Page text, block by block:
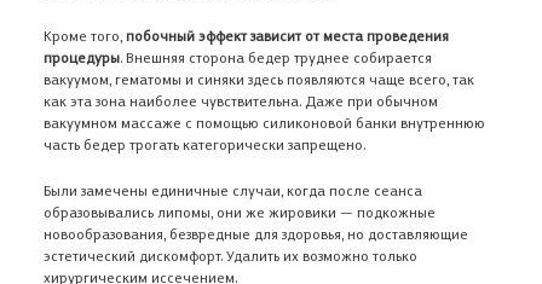
Кроме того, побочный эффект зависит от места проведения
процедуры. Внешняя сторона бедер труднее собирается
вакуумом, гематомы и синяки здесь появляются чаще всего, так
как эта зона наиболее чувствительна. Даже при обычном
вакуумном массаже с помощью силиконовой банки внутреннюю
часть бедер трогать категорически запрещено.
Были замечены единичные случаи, когда после сеанса
образовывались липомы, они же жировики — подкожные
новообразования, безвредные для здоровья, но доставляющие
эстетический дискомфорт. Удалить их возможно только
хирургическим иссечением.
Авторизация
Адрес доставки
В корзине ничего нет
Откройте Каталог, чтобы выбрать нужный товар,
или авторизуйтесь на сайте,если вы уже ранее добавляли товар в
В КАТАЛОГ